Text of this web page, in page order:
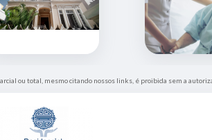
ou total, mesmo citando nossos links, é proibida sem a